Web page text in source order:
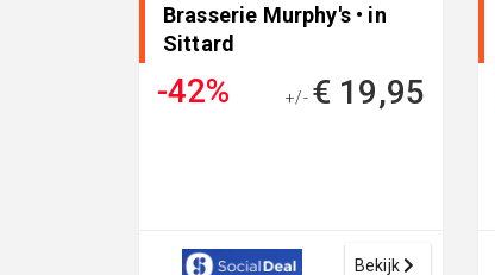
Brasserie Murphy's • in
Sittard
-42% +/- € 19,95
Bekijk